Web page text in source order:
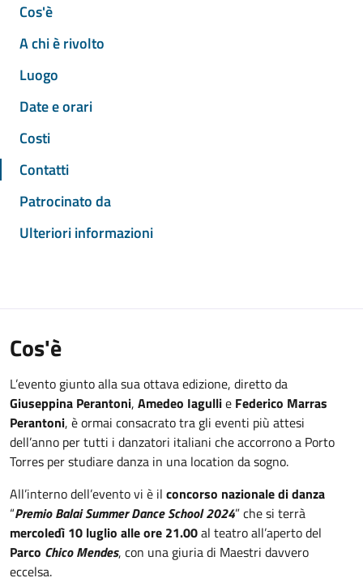
Cos'è
A chi è rivolto
Luogo
Date e orari
Costi
Contatti
Patrocinato da
Ulteriori informazioni
Cos'è
L’evento giunto alla sua ottava edizione, diretto da
Giuseppina Perantoni, Amedeo Iagullie Federico Marras
Perantoni, è ormai consacrato tra gli eventi più attesi
dell’anno per tutti i danzatori italiani che accorrono a Porto
Torres per studiare danza in una location da sogno.
All’interno dell’evento vi è il concorso nazionale di danza
“Premio Balai Summer Dance School 2024” che si terrà
mercoledì 10 luglio alle ore 21.00al teatro all’aperto del
Parco Chico Mendes, con una giuria di Maestri davvero
eccelsa.